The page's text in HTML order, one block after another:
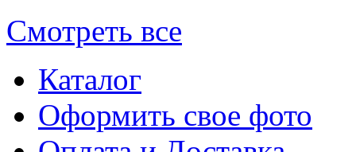
Смотреть все
Каталог
Оформить свое фото